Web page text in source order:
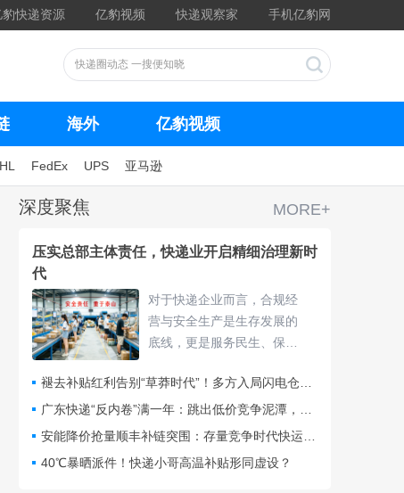
豹快递资源 亿豹视频 快递观察家 手机亿豹网
海外 亿豹视频
FedEx UPS 亚马逊
MORE+
深度聚焦
压实总部主体责任，快递业开启精细治理新时
代
对于快递企业而言，合规经
营与安全生产是生存发展的
底线，更是服务民生、保障
的违规处罚与安全隐患，不
仅扰乱行业秩序，更直接威
胁群众寄递安全与公共安
40℃暴晒派件！快递小哥高温补贴形同虚设？